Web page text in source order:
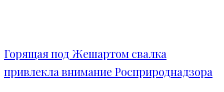
Горящая под Жешартом свалка
привлекла внимание Росприроднадзора